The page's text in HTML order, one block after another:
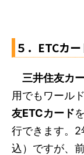
５．ETCカ
三井住友カ
用でもワール
友ETCカードを
行できます。
込）ですが、